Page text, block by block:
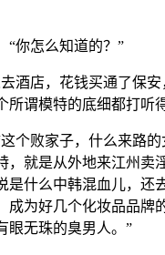
“你怎么知道的？”
酒店，花钱买通了保
所谓模特的底细都打听
个败家子，什么来路
，就是从外地来江州卖
是什么中韩混血儿，还
成为好几个化妆品品牌
眼无珠的臭男人。”